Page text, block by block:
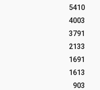
5410
4003
3791
2133
1691
1613
903